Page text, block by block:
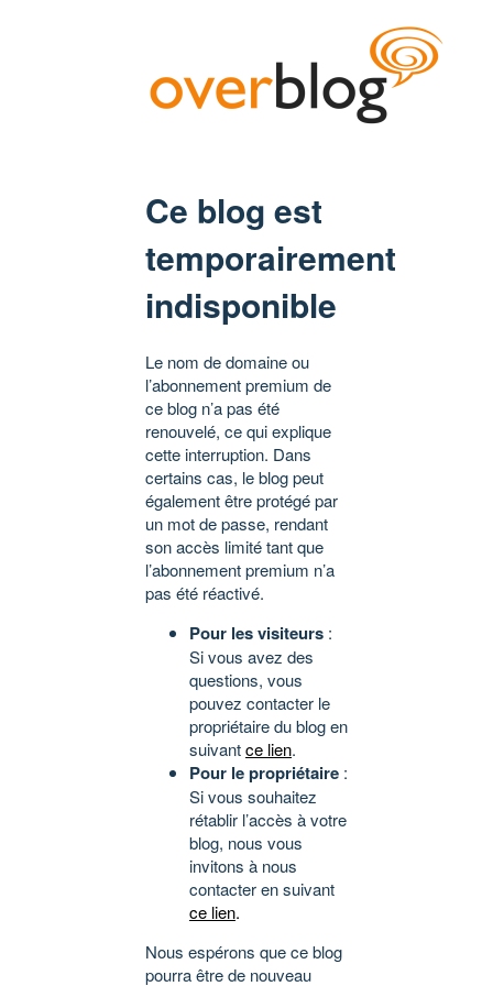
Ce blog est
temporairement
indisponible
Le nom de domaine ou
l’abonnement premium de
ce blog n’a pas été
renouvelé, ce qui explique
cette interruption. Dans
certains cas, le blog peut
également être protégé par
un mot de passe, rendant
son accès limité tant que
l’abonnement premium n’a
pas été réactivé.
Pour les visiteurs :
Si vous avez des
questions, vous
pouvez contacter le
propriétaire du blog en
suivantce lien.
Pour le propriétaire :
Si vous souhaitez
rétablir l’accès à votre
blog, nous vous
invitons à nous
contacter en suivant
ce lien.
Nous espérons que ce blog
pourra être de nouveau